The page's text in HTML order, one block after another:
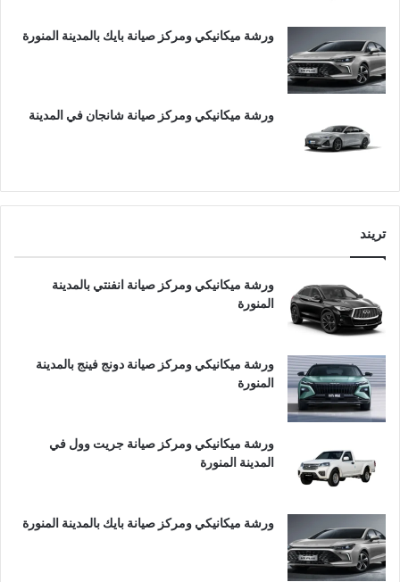
ورشة ميكانيكي ومركز صيانة بايك بالمدينة المنورة
ورشة ميكانيكي ومركز صيانة شانجان في المدينة
تريند
ورشة ميكانيكي ومركز صيانة انفنتي بالمدينة
المنورة
ورشة ميكانيكي ومركز صيانة دونج فينج بالمدينة
المنورة
ورشة ميكانيكي ومركز صيانة جريت وول في
المدينة المنورة
ورشة ميكانيكي ومركز صيانة بايك بالمدينة المنورة